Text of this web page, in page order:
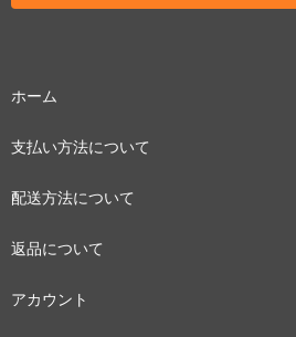
ホーム
支払い方法について
配送方法について
返品について
アカウント